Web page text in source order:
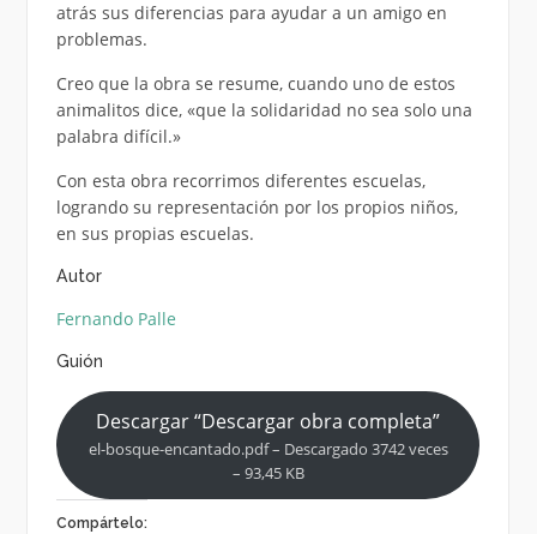
atrás sus diferencias para ayudar a un amigo en
problemas.
Creo que la obra se resume, cuando uno de estos
animalitos dice, «que la solidaridad no sea solo una
palabra difícil.»
Con esta obra recorrimos diferentes escuelas,
logrando su representación por los propios niños,
en sus propias escuelas.
Autor
Fernando Palle
Guión
Descargar “Descargar obra completa”
el-bosque-encantado.pdf – Descargado 3742 veces
– 93,45 KB
Compártelo: